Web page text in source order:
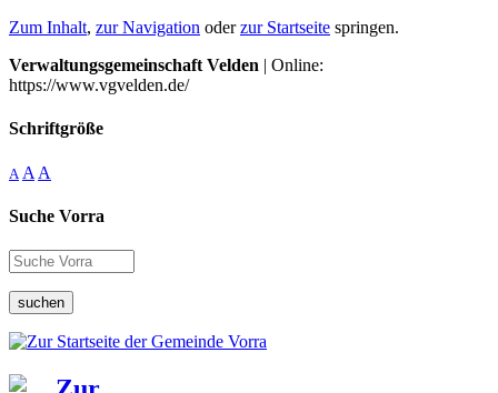
Zum Inhalt, zur Navigation oderzur Startseite springen.
Verwaltungsgemeinschaft Velden | Online:
https://www.vgvelden.de/
Schriftgröße
A A A
Suche Vorra
suchen